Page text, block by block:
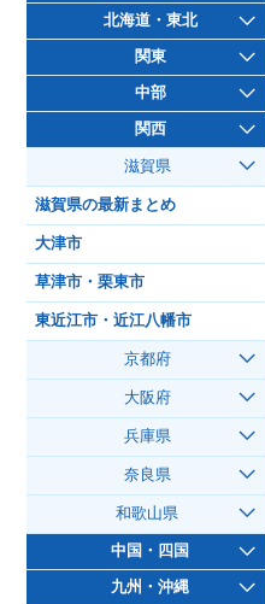
北海道・東北
関東
中部
関西
滋賀県
滋賀県の最新まとめ
大津市
草津市・栗東市
東近江市・近江八幡市
京都府
大阪府
兵庫県
奈良県
和歌山県
中国・四国
九州・沖縄